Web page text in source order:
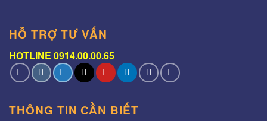
HỖ TRỢ TƯ VẤN
HOTLINE 0914.00.00.65
THÔNG TIN CẦN BIẾT